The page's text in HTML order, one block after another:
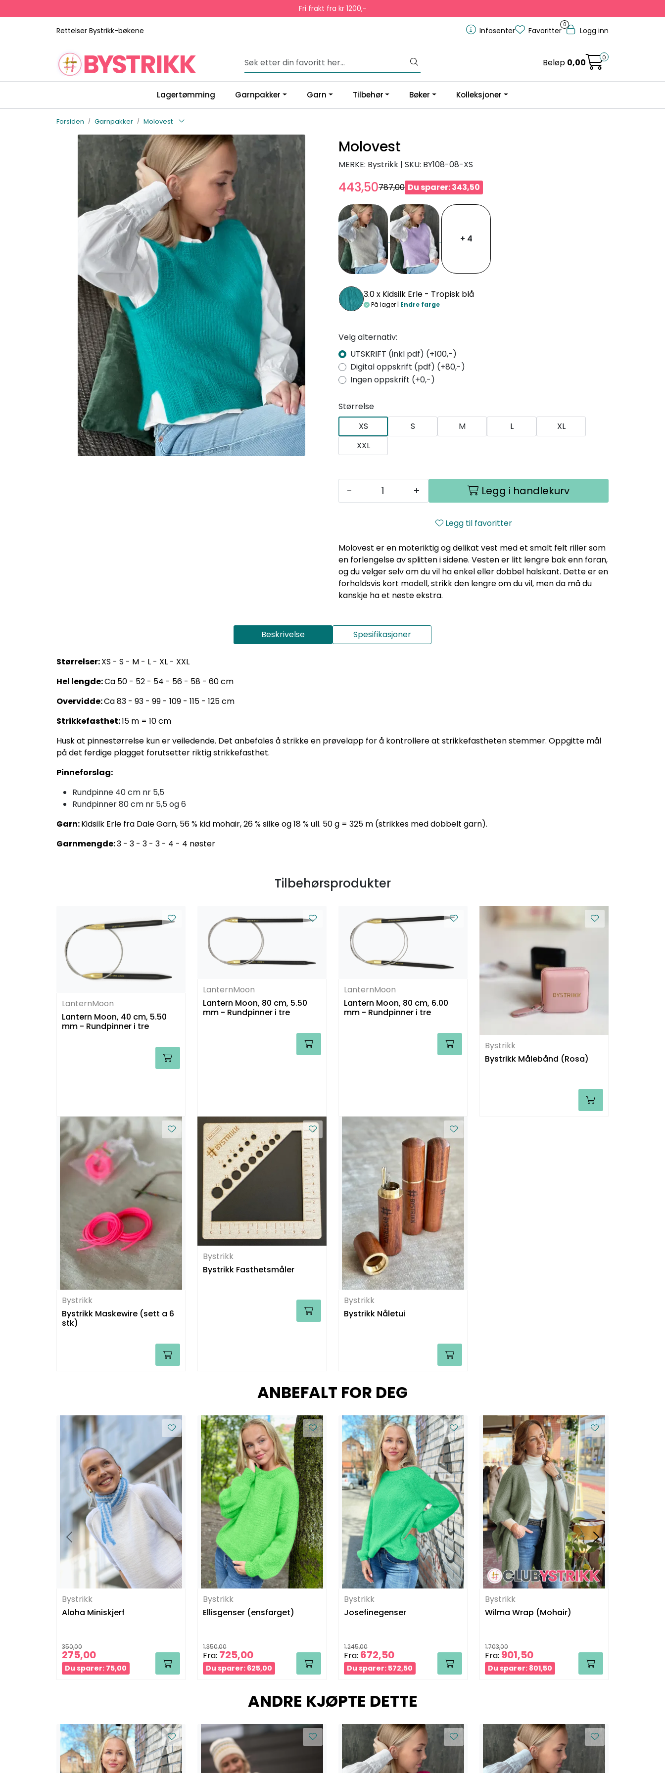
Fri frakt fra kr 1200,-
Rettelser Bystrikk-bøkene Infosenter
0
Favoritter Logg inn
Beløp 0,00 0
Lagertømming Garnpakker Garn Tilbehør Bøker Kolleksjoner
Forsiden Garnpakker Molovest
Molovest
MERKE: Bystrikk | SKU: BY108-08-XS
443,50787,00 Du sparer: 343,50
+ 4
3.0 x Kidsilk Erle - Tropisk blå
På lager | Endre farge
Velg alternativ:
UTSKRIFT (inkl pdf) (+100,-)
Digital oppskrift (pdf) (+80,-)
Ingen oppskrift (+0,-)
Størrelse
XS
S M L
XL
XXL
- + Legg i handlekurv
Legg til favoritter
Molovest er en moteriktig og delikat vest med et smalt felt riller som
en forlengelse av splitten i sidene. Vesten er litt lengre bak enn foran,
og du velger selv om du vil ha enkel eller dobbel halskant. Dette er en
forholdsvis kort modell, strikk den lengre om du vil, men da må du
kanskje ha et nøste ekstra.
Beskrivelse Spesifikasjoner
Størrelser:XS - S - M - L - XL - XXL
Hel lengde:Ca 50 - 52 - 54 - 56 - 58 - 60 cm
Overvidde:Ca 83 - 93 - 99 - 109 - 115 - 125 cm
Strikkefasthet:15 m = 10 cm
Husk at pinnestørrelse kun er veiledende. Det anbefales å strikke en prøvelapp for å kontrollere at strikkefastheten stemmer. Oppgitte mål
på det ferdige plagget forutsetter riktig strikkefasthet.
Pinneforslag:
Rundpinne 40 cm nr 5,5
Rundpinner 80 cm nr 5,5 og 6
Garn:Kidsilk Erle fra Dale Garn, 56 % kid mohair, 26 % silke og 18 % ull. 50 g = 325 m (strikkes med dobbelt garn).
Garnmengde:3 - 3 - 3 - 3 - 4 - 4 nøster
Tilbehørsprodukter
LanternMoon
Lantern Moon, 40 cm, 5.50
mm - Rundpinner i tre
LanternMoon
Lantern Moon, 80 cm, 5.50
mm - Rundpinner i tre
LanternMoon
Lantern Moon, 80 cm, 6.00
mm - Rundpinner i tre
Bystrikk
Bystrikk Målebånd (Rosa)
Bystrikk
Bystrikk Maskewire (sett a 6
stk)
Bystrikk
Bystrikk Fasthetsmåler
Bystrikk
Bystrikk Nåletui
ANBEFALT FOR DEG
Bystrikk
Aloha Miniskjerf
350,00
275,00
Du sparer: 75,00
Bystrikk
Ellisgenser (ensfarget)
1.350,00
Fra: 725,00
Du sparer: 625,00
Bystrikk
Josefinegenser
1.245,00
Fra: 672,50
Du sparer: 572,50
Bystrikk
Wilma Wrap (Mohair)
1.703,00
Fra: 901,50
Du sparer: 801,50
ANDRE KJØPTE DETTE